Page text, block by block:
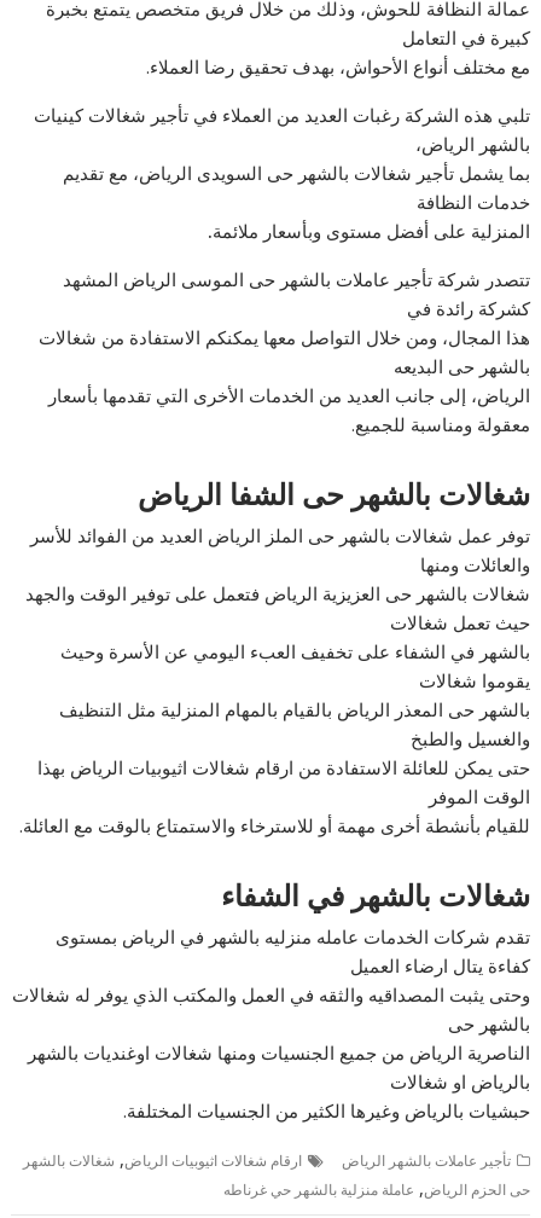
عمالة النظافة للحوش، وذلك من خلال فريق متخصص يتمتع بخبرة
كبيرة في التعامل
مع مختلف أنواع الأحواش، بهدف تحقيق رضا العملاء.
تلبي هذه الشركة رغبات العديد من العملاء في تأجير شغالات كينيات
بالشهر الرياض،
بما يشمل تأجير شغالات بالشهر حى السويدى الرياض، مع تقديم
خدمات النظافة
المنزلية على أفضل مستوى وبأسعار ملائمة.
تتصدر شركة تأجير عاملات بالشهر حى الموسى الرياض المشهد
كشركة رائدة في
هذا المجال، ومن خلال التواصل معها يمكنكم الاستفادة من شغالات
بالشهر حى البديعه
الرياض، إلى جانب العديد من الخدمات الأخرى التي تقدمها بأسعار
معقولة ومناسبة للجميع.
شغالات بالشهر حى الشفا الرياض
توفر عمل شغالات بالشهر حى الملز الرياض العديد من الفوائد للأسر
والعائلات ومنها
شغالات بالشهر حى العزيزية الرياض فتعمل على توفير الوقت والجهد
حيث تعمل شغالات
بالشهر في الشفاء على تخفيف العبء اليومي عن الأسرة وحيث
يقوموا شغالات
بالشهر حى المعذر الرياض بالقيام بالمهام المنزلية مثل التنظيف
والغسيل والطبخ
حتى يمكن للعائلة الاستفادة من ارقام شغالات اثيوبيات الرياض بهذا
الوقت الموفر
للقيام بأنشطة أخرى مهمة أو للاسترخاء والاستمتاع بالوقت مع العائلة.
شغالات بالشهر في الشفاء
تقدم شركات الخدمات عامله منزليه بالشهر في الرياض بمستوى
كفاءة يتال ارضاء العميل
وحتى يثبت المصداقيه والثقه في العمل والمكتب الذي يوفر له شغالات
بالشهر حى
الناصرية الرياض من جميع الجنسيات ومنها شغالات اوغنديات بالشهر
بالرياض او شغالات
حبشيات بالرياض وغيرها الكثير من الجنسيات المختلفة.
تأجير عاملات بالشهر الرياض ارقام شغالات اثيوبيات الرياض, شغالات بالشهر
حى الحزم الرياض, عاملة منزلية بالشهر حي غرناطه